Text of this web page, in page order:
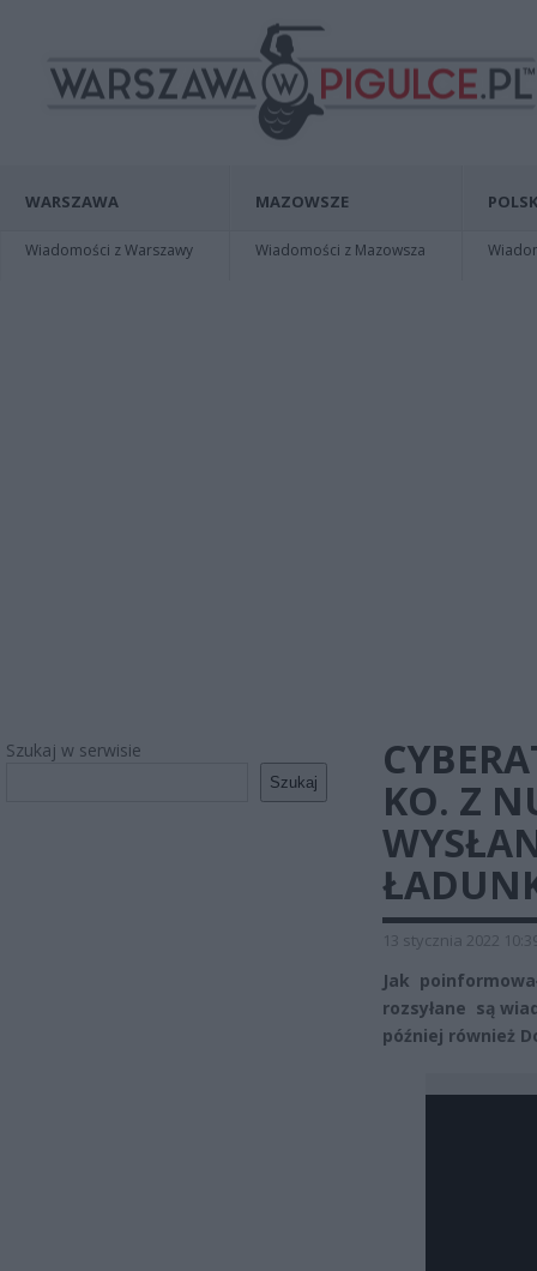
WARSZAWA
Wiadomości z Warszawy
MAZOWSZE
Wiadomości z Mazowsza
Szukaj w serwisie
Szukaj
KO. Z
13 stycznia 2022
Jak
rozsyłane są
później również